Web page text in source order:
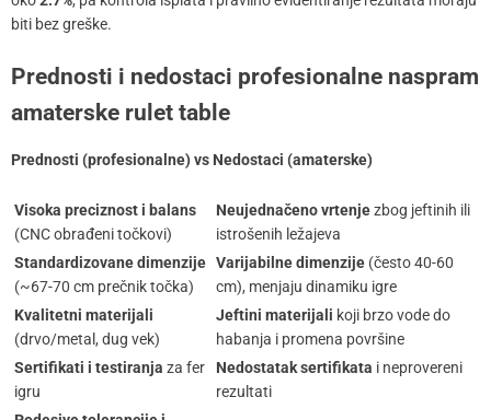
biti bez greške.
Prednosti i nedostaci profesionalne naspram
amaterske rulet table
Prednosti (profesionalne) vs Nedostaci (amaterske)
Visoka preciznost i balans
(CNC obrađeni točkovi)
Neujednačeno vrtenjezbog jeftinih ili
istrošenih ležajeva
Standardizovane dimenzije
(~67-70 cm prečnik točka)
Varijabilne dimenzije (često 40-60
cm), menjaju dinamiku igre
Kvalitetni materijali
(drvo/metal, dug vek)
Jeftini materijali koji brzo vode do
habanja i promena površine
Sertifikati i testiranja za fer
igru
Nedostatak sertifikata i neprovereni
rezultati